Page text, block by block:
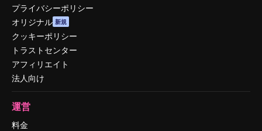
プライバシーポリシー
オリジナル 新規
クッキーポリシー
トラストセンター
アフィリエイト
法人向け
運営
料金